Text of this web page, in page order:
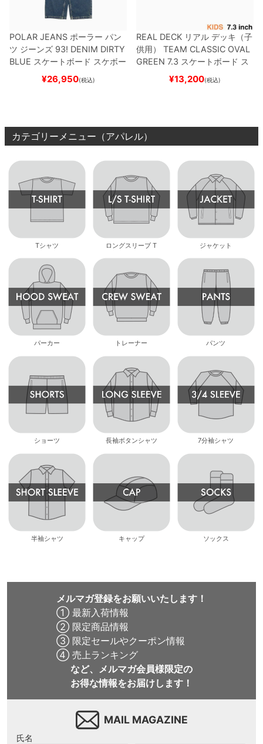
POLAR JEANS ポーラー パン
ツ ジーンズ 93! DENIM DIRTY
BLUE スケートボード スケボー
¥26,950(税込)
REAL DECK リアル デッキ（子
供用）
TEAM CLASSIC OVAL
GREEN 7.3 スケートボード ス
¥13,200(税込)
カテゴリーメニュー（アパレル）
Tシャツ ロングスリーブ T ジャケット
パーカー トレーナー パンツ
ショーツ 長袖ボタンシャツ 7分袖シャツ
半袖シャツ キャップ ソックス
メルマガ登録をお願いいたします！
① 最新入荷情報
② 限定商品情報
③ 限定セールやクーポン情報
④ 売上ランキング
など、メルマガ会員様限定の
お得な情報をお届けします！
MAIL MAGAZINE
氏名